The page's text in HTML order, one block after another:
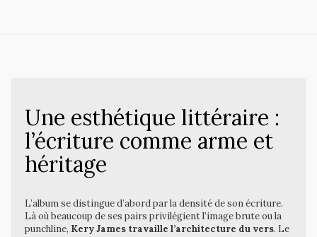
Une esthétique littéraire :
l’écriture comme arme et
héritage
L’album se distingue d’abord par la densité de son écriture.
Là où beaucoup de ses pairs privilégient l’image brute ou la
punchline, Kery James travaille l’architecture du vers. Le